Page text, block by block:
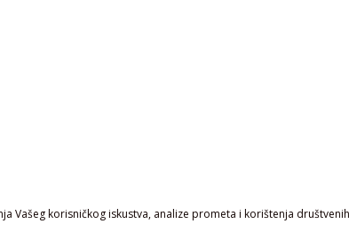
Vašeg korisničkog iskustva, analize prometa i korištenja